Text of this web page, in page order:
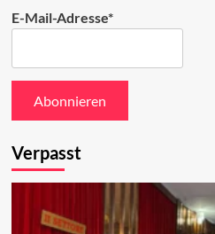
E-Mail-Adresse*
Verpasst